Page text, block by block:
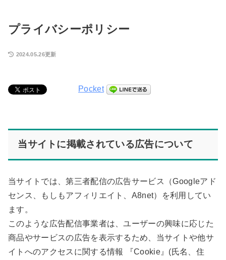
プライバシーポリシー
2024.05.26更新
Pocket
当サイトに掲載されている広告について
当サイトでは、第三者配信の広告サービス（Googleアド
センス、もしもアフィリエイト、A8net）を利用してい
ます。
このような広告配信事業者は、ユーザーの興味に応じた
商品やサービスの広告を表示するため、当サイトや他サ
イトへのアクセスに関する情報 『Cookie』(氏名、住